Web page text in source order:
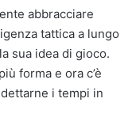
abbracciare
tattica a lungo
sua idea di gioco.
forma e ora c’è
i tempi in